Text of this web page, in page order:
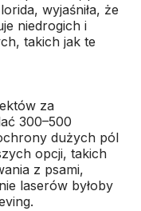
wyjaśniła, że
niedrogich i
takich jak te
za
300–500
dużych pól
opcji, takich
z psami,
laserów byłoby